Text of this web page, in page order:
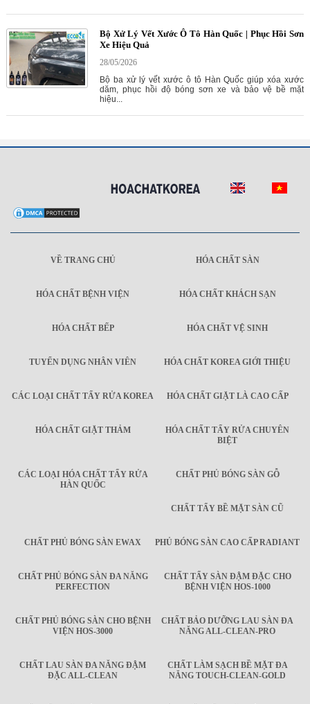
Bộ Xử Lý Vết Xước Ô Tô Hàn Quốc | Phục Hồi Sơn
Xe Hiệu Quả
28/05/2026
Bộ ba xử lý vết xước ô tô Hàn Quốc giúp xóa xước
dăm, phục hồi độ bóng sơn xe và bảo vệ bề mặt
hiệu...
VỀ TRANG CHỦ HÓA CHẤT SÀN
HÓA CHẤT BỆNH VIỆN HÓA CHẤT KHÁCH SẠN
HÓA CHẤT BẾP HÓA CHẤT VỆ SINH
TUYỂN DỤNG NHÂN VIÊN HÓA CHẤT KOREA GIỚI THIỆU
CÁC LOẠI CHẤT TẨY RỬA KOREA HÓA CHẤT GIẶT LÀ CAO CẤP
HÓA CHẤT GIẶT THẢM
HÓA CHẤT TẨY RỬA CHUYÊN
BIỆT
CÁC LOẠI HÓA CHẤT TẨY RỬA
HÀN QUỐC
CHẤT PHỦ BÓNG SÀN GỖ
CHẤT TẨY BỀ MẶT SÀN CŨ
CHẤT PHỦ BÓNG SÀN EWAX PHỦ BÓNG SÀN CAO CẤP RADIANT
CHẤT PHỦ BÓNG SÀN ĐA NĂNG
PERFECTION
CHẤT TẨY SÀN ĐẬM ĐẶC CHO
BỆNH VIỆN HOS-1000
CHẤT PHỦ BÓNG SÀN CHO BỆNH
VIỆN HOS-3000
CHẤT BẢO DƯỠNG LAU SÀN ĐA
NĂNG ALL-CLEAN-PRO
CHẤT LAU SÀN ĐA NĂNG ĐẬM
ĐẶC ALL-CLEAN
CHẤT LÀM SẠCH BỀ MẶT ĐA
NĂNG TOUCH-CLEAN-GOLD